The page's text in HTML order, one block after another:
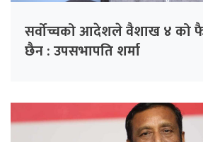
सर्वोच्चको आदेशले वैशाख ४ को
छैन : उपसभापति शर्मा